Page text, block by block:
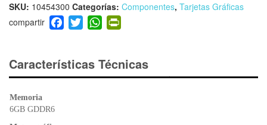
SKU: 10454300 Categorías: Componentes, Tarjetas Gráficas
F
a
e
b
T
wi
er
W
h
s
A
ri
e
Características Técnicas
Memoria
6GB GDDR6